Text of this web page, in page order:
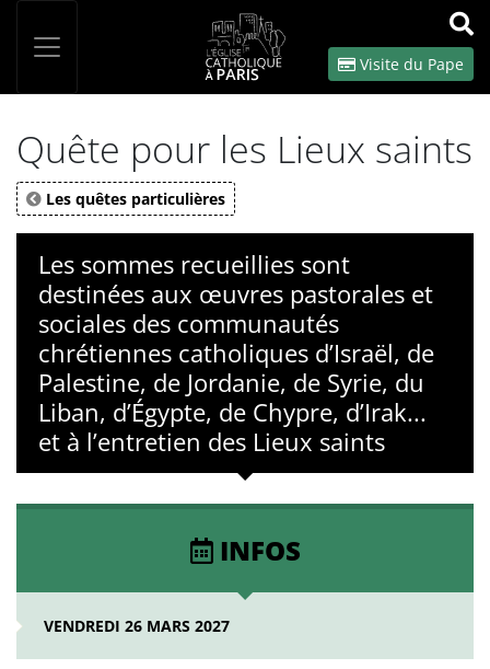
OK
Visite du Pape
Quête pour les Lieux saints
Les quêtes particulières
Les sommes recueillies sont
destinées aux œuvres pastorales et
sociales des communautés
chrétiennes catholiques d’Israël, de
Palestine, de Jordanie, de Syrie, du
Liban, d’Égypte, de Chypre, d’Irak...
et à l’entretien des Lieux saints
INFOS
VENDREDI 26 MARS 2027
Panneau de gestion des cookies